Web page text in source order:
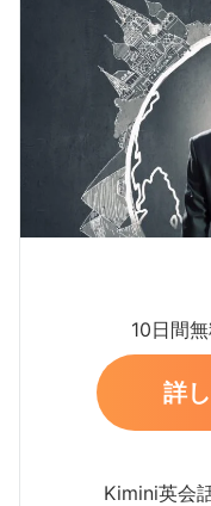
10日間
詳
Kimini英会